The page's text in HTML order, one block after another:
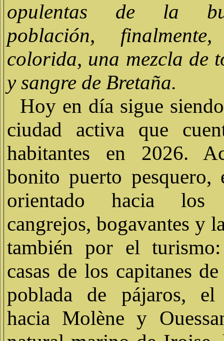
opulentas de la
población,
colorida, una mezcla de
y sangre de Bretaña.
Hoy en día sigue
ciudad activa que
habitantes en 2026.
bonito puerto pesquero,
orientado hacia los
cangrejos, bogavantes y
también por el
casas de los capitanes
poblada de pájaros, el
hacia Molène y